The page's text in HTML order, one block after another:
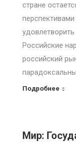
стране
Российские
российский
Подробнее
Мир: